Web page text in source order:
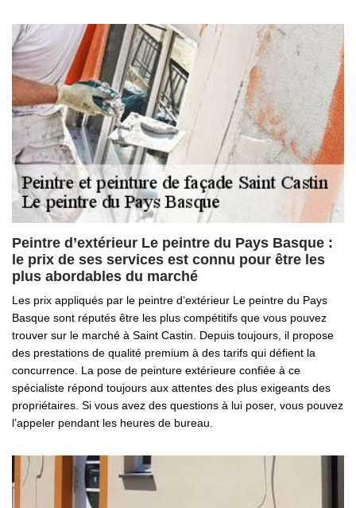
Peintre d’extérieur Le peintre du Pays Basque :
le prix de ses services est connu pour être les
plus abordables du marché
Les prix appliqués par le peintre d’extérieur Le peintre du Pays
Basque sont réputés être les plus compétitifs que vous pouvez
trouver sur le marché à Saint Castin. Depuis toujours, il propose
des prestations de qualité premium à des tarifs qui défient la
concurrence. La pose de peinture extérieure confiée à ce
spécialiste répond toujours aux attentes des plus exigeants des
propriétaires. Si vous avez des questions à lui poser, vous pouvez
l’appeler pendant les heures de bureau.